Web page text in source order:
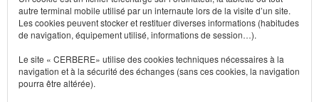
autre terminal mobile utilisé par un internaute lors de la visite d’un site.
Les cookies peuvent stocker et restituer diverses informations (habitudes
de navigation, équipement utilisé, informations de session…).
Le site « CERBERE» utilise des cookies techniques nécessaires à la
navigation et à la sécurité des échanges (sans ces cookies, la navigation
pourra être altérée).